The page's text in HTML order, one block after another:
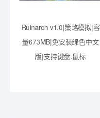
Ruinarch v1.0|策略模拟|容
量673MB|免安装绿色中文
版|支持键盘.鼠标